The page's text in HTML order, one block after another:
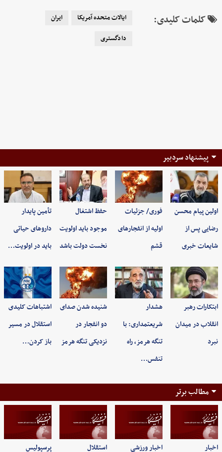
کلمات کلیدی: ایالات متحده آمریکا
ایران
دادگستری
پیشنهاد سردبیر
اولین پیام محسن
رضایی پس از
شایعات خبری
فوری/ جزئیات
اولیه از انفجارهای
قشم
حفظ اشتغال
موجود باید اولویت
نخست دولت باشد
تأمین پایدار
داروهای حیاتی
باید در اولویت…
ابتکارات رهبر
انقلاب در میدان
نبرد
هشدار
شریعتمداری: با
تنگه هرمز، راه
تنفس…
شنیده شدن صدای
دو انفجار در
نزدیکی تنگه هرمز
اشتباهات کلیدی
استقلال در مسیر
باز کردن…
مطالب برتر
اخبار اخبار ورزشی استقلال پرسپولیس